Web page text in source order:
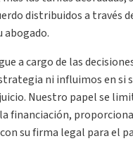
distribuidos a través
abogado.
a cargo de las
ni influimos en si
Nuestro papel se
financiación,
su firma legal para el